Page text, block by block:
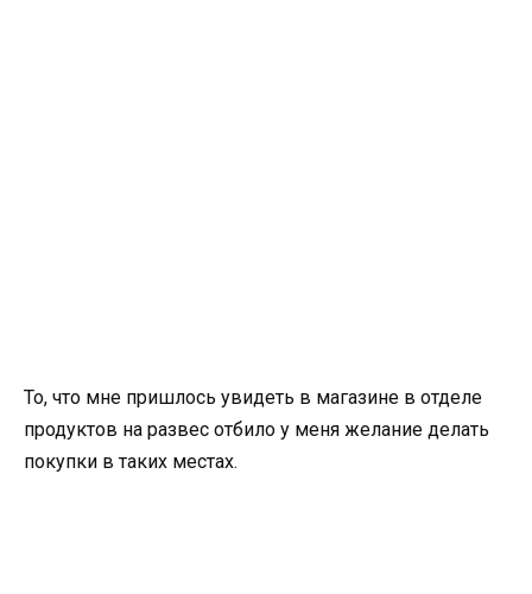
То, что мне пришлось увидеть в магазине в отделе
продуктов на развес отбило у меня желание делать
покупки в таких местах.